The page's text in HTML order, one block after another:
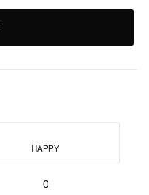
HAPPY
0